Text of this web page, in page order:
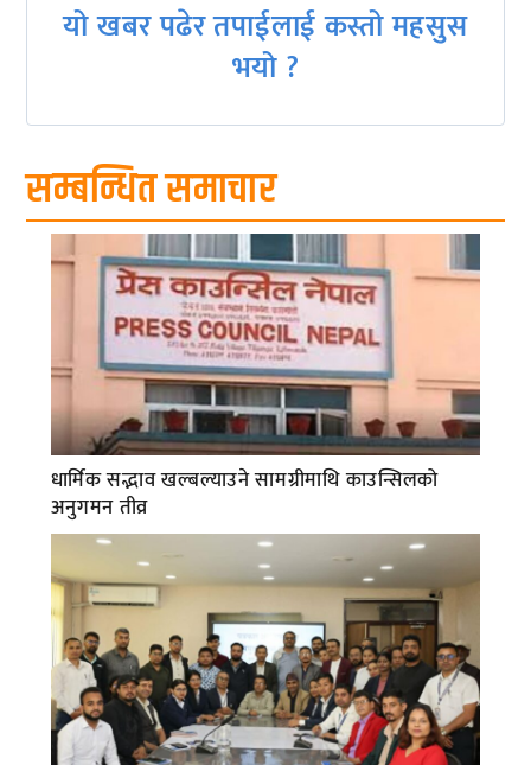
यो खबर पढेर तपाईलाई कस्तो महसुस
भयो ?
सम्बन्धित समाचार
धार्मिक सद्भाव खल्बल्याउने सामग्रीमाथि काउन्सिलको
अनुगमन तीव्र